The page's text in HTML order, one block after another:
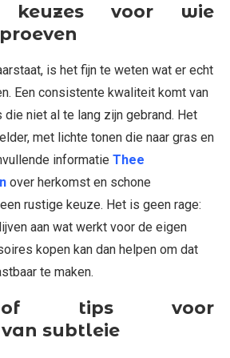
keuzes voor wie
is het fijn te weten wat er echt
Een consistente kwaliteit komt van
niet al te lang zijn gebrand. Het
met lichte tonen die naar gras en
informatie Thee
over herkomst en schone
rustige keuze. Het is geen rage:
aan wat werkt voor de eigen
kopen kan dan helpen om dat
te maken.
proof tips voor
subtleie